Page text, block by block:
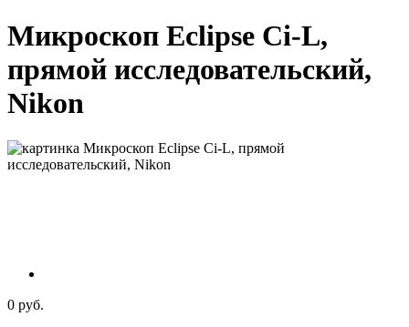
Микроскоп Eclipse Ci-L,
прямой исследовательский,
Nikon
0 руб.